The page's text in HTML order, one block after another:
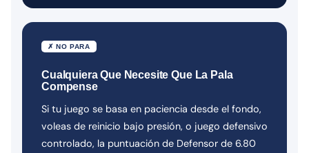
✗ NO PARA
Cualquiera Que Necesite Que La Pala
Compense
Si tu juego se basa en paciencia desde el fondo,
voleas de reinicio bajo presión, o juego defensivo
controlado, la puntuación de Defensor de 6.80